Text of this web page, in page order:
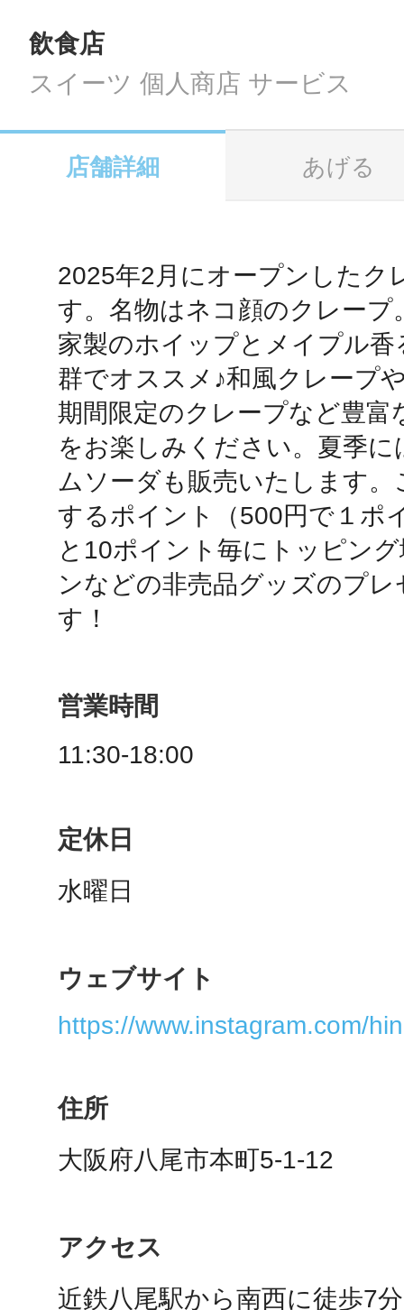
メール
URLをコピー
飲食店
スイーツ 個人商店 サービス
店舗詳細 あげる
2025年2月にオープンしたク
す。名物はネコ顔のクレープ
家製のホイップとメイプル香
群でオススメ♪和風クレープ
期間限定のクレープなど豊富
をお楽しみください。夏季
ムソーダも販売いたします。
するポイント（500円で１ポ
と10ポイント毎にトッピン
ンなどの非売品グッズのプ
す！
営業時間
11:30-18:00
定休日
水曜日
ウェブサイト
https://www.instagram.com/
住所
大阪府八尾市本町5-1-12
アクセス
近鉄八尾駅から南西に徒歩7分
地域ごとの
智頭
鴻巣
池袋
生駒
シモキ